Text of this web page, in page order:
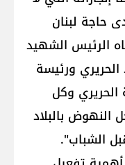
حاجة لبنان
الرئيس الشهيد
ورئيسة
وكل
النهوض بالبلاد
الشباب".